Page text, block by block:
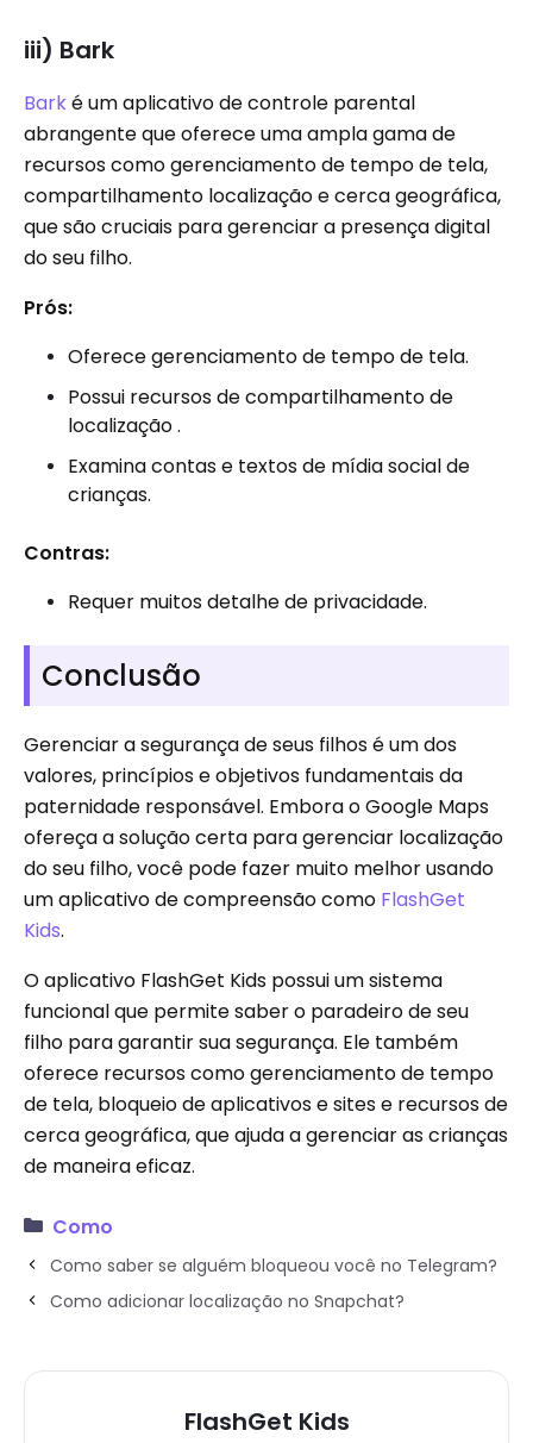
iii) Bark
Barké um aplicativo de controle parental
abrangente que oferece uma ampla gama de
recursos como gerenciamento de tempo de tela,
compartilhamento localização e cerca geográfica,
que são cruciais para gerenciar a presença digital
do seu filho.
Prós:
Oferece gerenciamento de tempo de tela.
Possui recursos de compartilhamento de
localização .
Examina contas e textos de mídia social de
crianças.
Contras:
Requer muitos detalhe de privacidade.
Conclusão
Gerenciar a segurança de seus filhos é um dos
valores, princípios e objetivos fundamentais da
paternidade responsável. Embora o Google Maps
ofereça a solução certa para gerenciar localização
do seu filho, você pode fazer muito melhor usando
um aplicativo de compreensão como FlashGet
Kids.
O aplicativo FlashGet Kids possui um sistema
funcional que permite saber o paradeiro de seu
filho para garantir sua segurança. Ele também
oferece recursos como gerenciamento de tempo
de tela, bloqueio de aplicativos e sites e recursos de
cerca geográfica, que ajuda a gerenciar as crianças
de maneira eficaz.
Como
Como saber se alguém bloqueou você no Telegram?
Como adicionar localização no Snapchat?
FlashGet Kids